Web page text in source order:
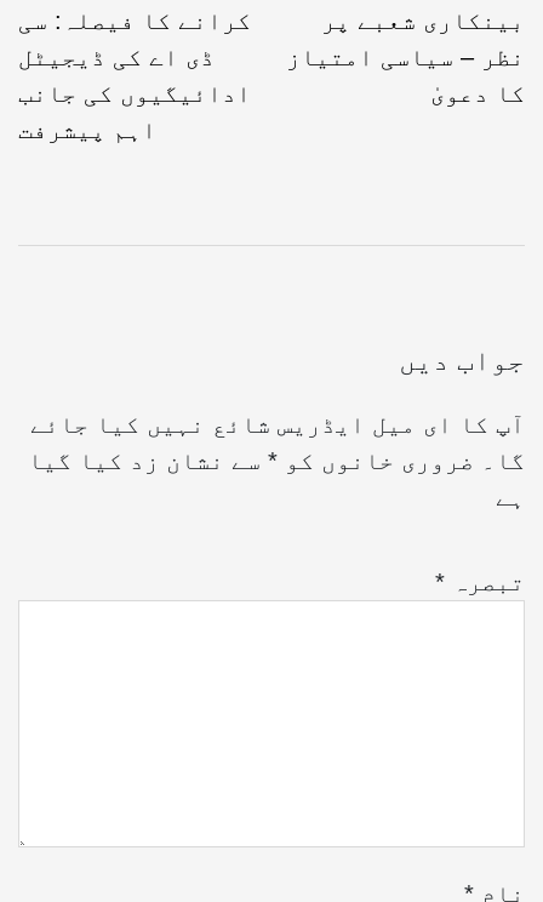
بینکاری شعبے پر
نظر – سیاسی امتیاز
کا دعویٰ
کرانے کا فیصلہ: سی
ڈی اے کی ڈیجیٹل
ادائیگیوں کی جانب
اہم پیشرفت
جواب دیں
آپ کا ای میل ایڈریس شائع نہیں کیا جائے
گا۔
ضروری خانوں کو * سے نشان زد کیا گیا
ہے
تبصرہ *
نام *